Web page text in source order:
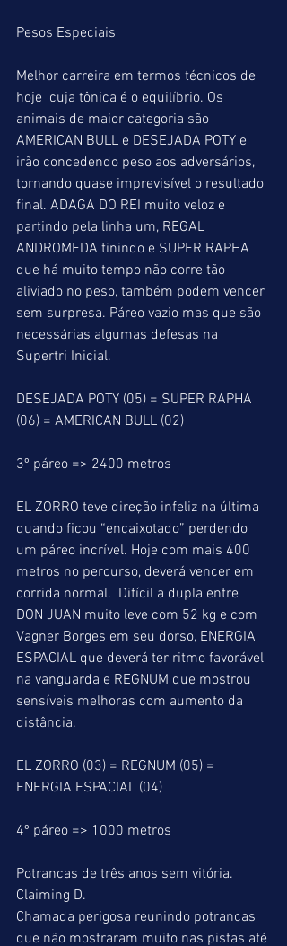
Pesos Especiais
Melhor carreira em termos técnicos de
hoje  cuja tônica é o equilíbrio. Os
animais de maior categoria são
AMERICAN BULL e DESEJADA POTY e
irão concedendo peso aos adversários,
tornando quase imprevisível o resultado
final. ADAGA DO REI muito veloz e
partindo pela linha um, REGAL
ANDROMEDA tinindo e SUPER RAPHA
que há muito tempo não corre tão
aliviado no peso, também podem vencer
sem surpresa. Páreo vazio mas que são
necessárias algumas defesas na
Supertri Inicial.
DESEJADA POTY (05) = SUPER RAPHA
(06) = AMERICAN BULL (02)
3º páreo => 2400 metros
EL ZORRO teve direção infeliz na última
quando ficou “encaixotado” perdendo
um páreo incrível. Hoje com mais 400
metros no percurso, deverá vencer em
corrida normal.  Difícil a dupla entre
DON JUAN muito leve com 52 kg e com
Vagner Borges em seu dorso, ENERGIA
ESPACIAL que deverá ter ritmo favorável
na vanguarda e REGNUM que mostrou
sensíveis melhoras com aumento da
distância.
EL ZORRO (03) = REGNUM (05) =
ENERGIA ESPACIAL (04)
4º páreo => 1000 metros
Potrancas de três anos sem vitória.
Claiming D.
Chamada perigosa reunindo potrancas
que não mostraram muito nas pistas até